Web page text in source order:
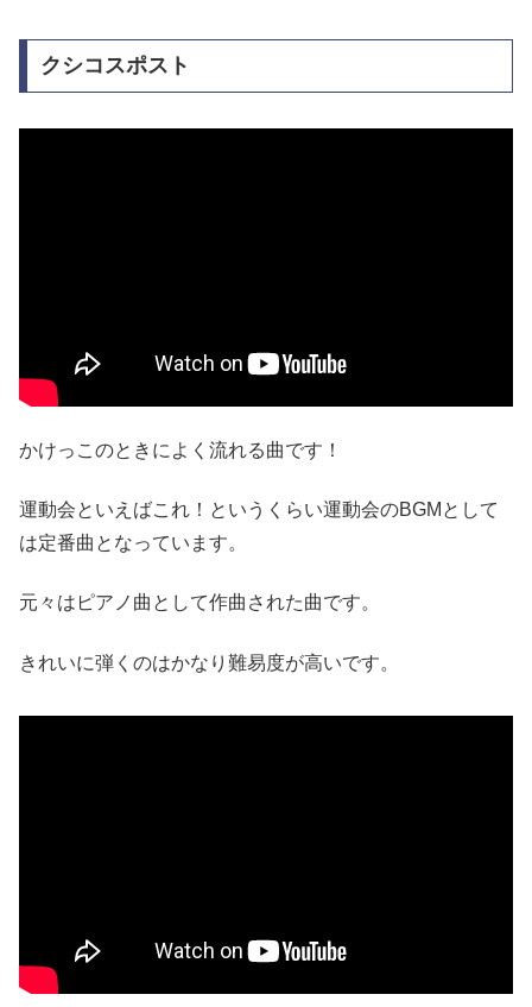
クシコスポスト
かけっこのときによく流れる曲です！
運動会といえばこれ！というくらい運動会のBGMとして
は定番曲となっています。
元々はピアノ曲として作曲された曲です。
きれいに弾くのはかなり難易度が高いです。